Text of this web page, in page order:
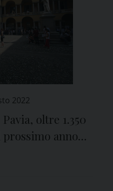
2022
oltre 1.350
anno